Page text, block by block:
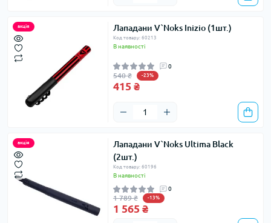
акція Лападани V`Noks Inizio (1шт.)
Код товару: 60213
В наявності
0
540 ₴ -23%
415 ₴
акція
Лападани V`Noks Ultima Black
(2шт.)
Код товару: 60196
В наявності
0
1 789 ₴ -13%
1 565 ₴